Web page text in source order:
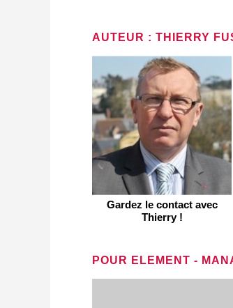
AUTEUR : THIERRY
Gardez le contact avec
Thierry !
POUR ELEMENT -